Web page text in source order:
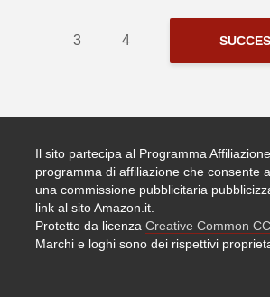
3 4
Il sito partecipa al Programma
programma di affiliazione che consente
una commissione pubblicitaria
link al sito Amazon.it.
Protetto da licenza Creative Common
Marchi e loghi sono dei rispettivi